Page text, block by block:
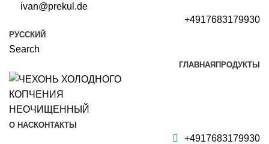
ivan@prekul.de
+4917683179930
РУССКИЙ
Search
ГЛАВНАЯ ПРОДУКТЫ
О НАСКОНТАКТЫ
+4917683179930